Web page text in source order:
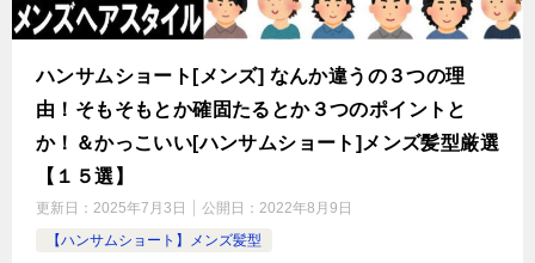
ハンサムショート[メンズ] なんか違うの３つの理
由！そもそもとか確固たるとか３つのポイントと
か！＆かっこいい[ハンサムショート]メンズ髪型厳選
【１５選】
更新日： 2025年7月3日 公開日： 2022年8月9日
【ハンサムショート】メンズ髪型